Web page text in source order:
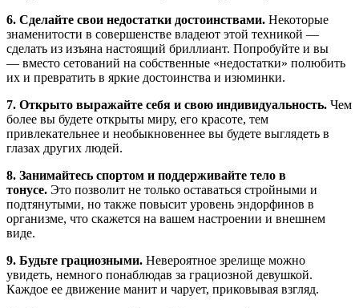
6. Сделайте свои недостатки достоинствами. Некоторые
знаменитости в совершенстве владеют этой техникой —
сделать из изъяна настоящий бриллиант. Попробуйте и вы
— вместо сетований на собственные «недостатки» полюбить
их и превратить в яркие достоинства и изюминки.
7. Открыто выражайте себя и свою индивидуальность. Чем
более вы будете открыты миру, его красоте, тем
привлекательнее и необыкновеннее вы будете выглядеть в
глазах других людей.
8. Занимайтесь спортом и поддерживайте тело в
тонусе. Это позволит не только оставаться стройными и
подтянутыми, но также повысит уровень эндорфинов в
организме, что скажется на вашем настроении и внешнем
виде.
9. Будьте грациозными. Невероятное зрелище можно
увидеть, немного понаблюдав за грациозной девушкой.
Каждое ее движение манит и чарует, приковывая взгляд.